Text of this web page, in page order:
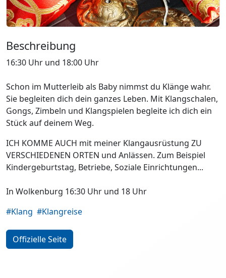
Beschreibung
16:30 Uhr und 18:00 Uhr
Schon im Mutterleib als Baby nimmst du Klänge wahr.
Sie begleiten dich dein ganzes Leben. Mit Klangschalen,
Gongs, Zimbeln und Klangspielen begleite ich dich ein
Stück auf deinem Weg.
ICH KOMME AUCH mit meiner Klangausrüstung ZU
VERSCHIEDENEN ORTEN und Anlässen. Zum Beispiel
Kindergeburtstag, Betriebe, Soziale Einrichtungen...
In Wolkenburg 16:30 Uhr und 18 Uhr
#Klang #Klangreise
Offizielle Seite